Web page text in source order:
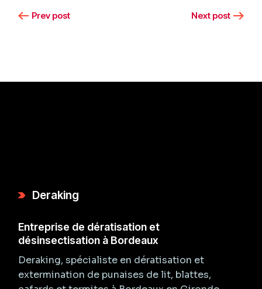
Prev post Next post
Deraking
Entreprise de dératisation et
désinsectisation à Bordeaux
Deraking, spécialiste en dératisation et
extermination de punaises de lit, blattes,